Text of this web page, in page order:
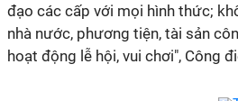
đạo các cấp với mọi hình thức;
nhà nước, phương tiện, tài sản
hoạt động lễ hội, vui chơi", Công